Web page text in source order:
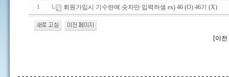
1 회원가입시 기수란에 숫자만 입력하셈 ex) 46 (O) 46기 (X)
[이전